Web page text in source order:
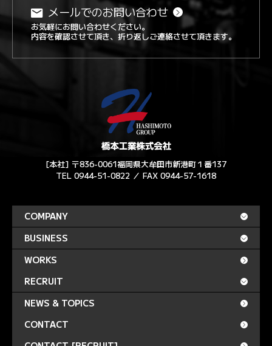
メールでのお問い合わせ
お気軽にお問い合わせください。
内容を確認させて頂き、折り返しご連絡させて頂きます。
[本社] 〒836-0061福岡県大牟田市新港町１番137
TEL 0944-51-0822 ／ FAX 0944-57-1618
COMPANY
BUSINESS
WORKS
RECRUIT
NEWS & TOPICS
CONTACT